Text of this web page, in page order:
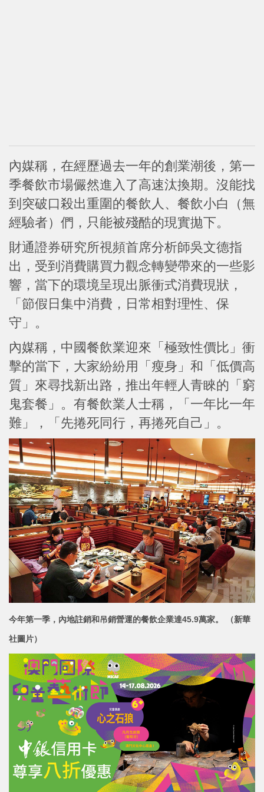
內媒稱，在經歷過去一年的創業潮後，第一
季餐飲市場儼然進入了高速汰換期。沒能找
到突破口殺出重圍的餐飲人、餐飲小白（無
經驗者）們，只能被殘酷的現實拋下。
財通證券研究所視頻首席分析師吳文德指
出，受到消費購買力觀念轉變帶來的一些影
響，當下的環境呈現出脈衝式消費現狀，
「節假日集中消費，日常相對理性、保
守」。
內媒稱，中國餐飲業迎來「極致性價比」衝
擊的當下，大家紛紛用「瘦身」和「低價高
質」來尋找新出路，推出年輕人青睞的「窮
鬼套餐」。有餐飲業人士稱，「一年比一年
難」，「先捲死同行，再捲死自己」。
今年第一季，內地註銷和吊銷營運的餐飲企業達45.9萬家。 （新華
社圖片）